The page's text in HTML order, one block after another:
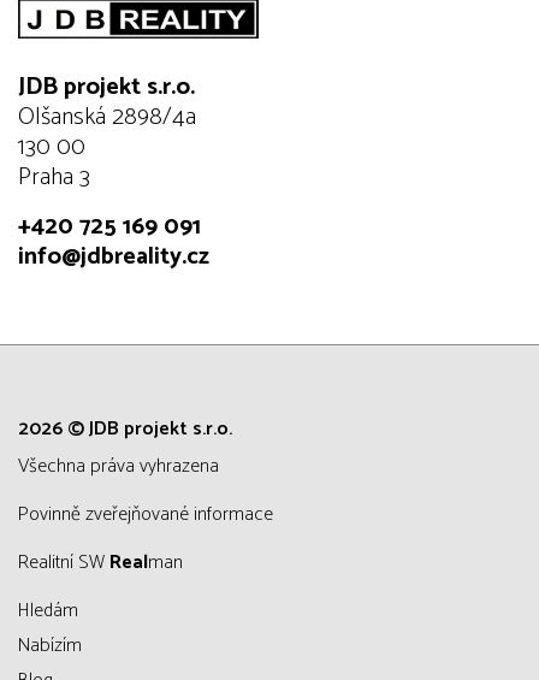
JDB projekt s.r.o.
Olšanská 2898/4a
130 00
Praha 3
+420 725 169 091
info@jdbreality.cz
2026 © JDB projekt s.r.o.
všechna práva vyhrazena
Povinně zveřejňované informace
Realitní SWRealman
Hledám
Nabízím